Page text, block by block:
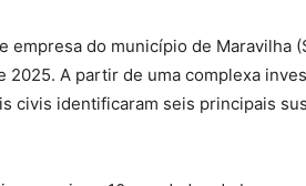
empresa do município de Maravilha
A partir de uma complexa
civis identificaram seis principais